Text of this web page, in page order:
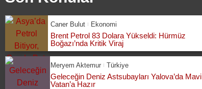
Caner Bulut Ekonomi
Brent Petrol 83 Dolara Yükseldi: Hürmüz
Boğazı’nda Kritik Viraj
Meryem Aktemur Türkiye
Geleceğin Deniz Astsubayları Yalova’da Mavi
Vatan’a Hazır